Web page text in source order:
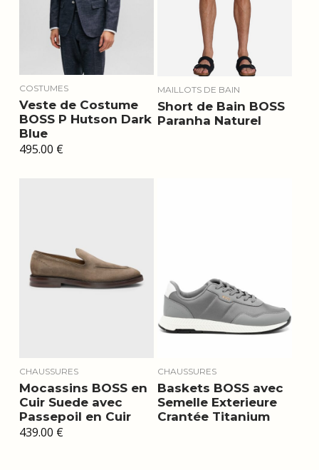
COSTUMES
Veste de Costume
BOSS P Hutson Dark
Blue
495.00 €
MAILLOTS DE BAIN
Short de Bain BOSS
Paranha Naturel
CHAUSSURES
Mocassins BOSS en
Cuir Suede avec
Passepoil en Cuir
439.00 €
CHAUSSURES
Baskets BOSS avec
Semelle Exterieure
Crantée Titanium